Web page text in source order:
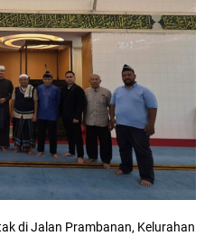
di Jalan Prambanan, Kelurahan